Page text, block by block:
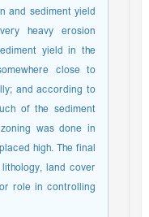
and sediment yield
heavy erosion
yield in the
close to
and according to
of the sediment
was done in
high. The final
land cover
role in controlling